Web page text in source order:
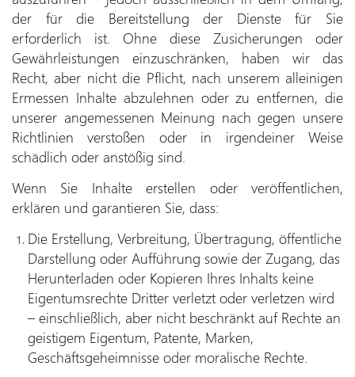
der für die Bereitstellung der Dienste für Sie
erforderlich ist. Ohne diese Zusicherungen oder
Gewährleistungen einzuschränken, haben wir das
Recht, aber nicht die Pflicht, nach unserem alleinigen
Ermessen Inhalte abzulehnen oder zu entfernen, die
unserer angemessenen Meinung nach gegen unsere
Richtlinien verstoßen oder in irgendeiner Weise
schädlich oder anstößig sind.
Wenn Sie Inhalte erstellen oder veröffentlichen,
erklären und garantieren Sie, dass:
Die Erstellung, Verbreitung, Übertragung, öffentliche
Darstellung oder Aufführung sowie der Zugang, das
Herunterladen oder Kopieren Ihres Inhalts keine
Eigentumsrechte Dritter verletzt oder verletzen wird
– einschließlich, aber nicht beschränkt auf Rechte an
geistigem Eigentum, Patente, Marken,
Geschäftsgeheimnisse oder moralische Rechte.